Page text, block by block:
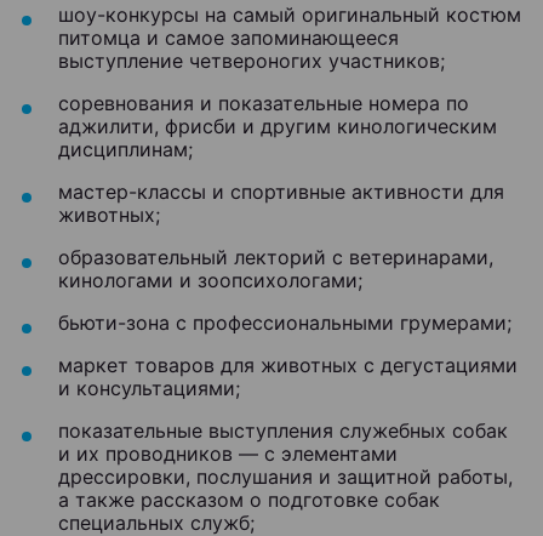
шоу-конкурсы на самый оригинальный костюм
питомца и самое запоминающееся
выступление четвероногих участников;
соревнования и показательные номера по
аджилити, фрисби и другим кинологическим
дисциплинам;
мастер-классы и спортивные активности для
животных;
образовательный лекторий с ветеринарами,
кинологами и зоопсихологами;
бьюти-зона с профессиональными грумерами;
маркет товаров для животных с дегустациями
и консультациями;
показательные выступления служебных собак
и их проводников — с элементами
дрессировки, послушания и защитной работы,
а также рассказом о подготовке собак
специальных служб;